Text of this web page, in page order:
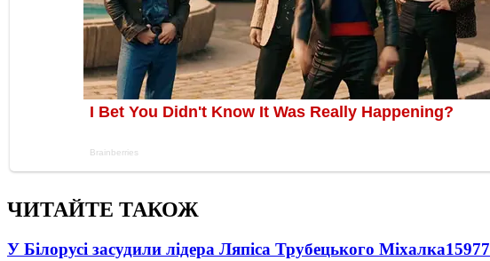
ЧИТАЙТЕ ТАКОЖ
У Білорусі засудили лідера Ляпіса Трубецького Міхалка15977